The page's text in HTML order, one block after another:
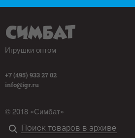
Игрушки оптом
+7 (495) 933 27 02
info@igr.ru
© 2018 «Симбат»